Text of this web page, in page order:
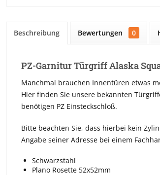
Beschreibung Bewertungen 0
PZ-Garnitur Türgriff Alaska
Manchmal brauchen Innentüren etwas
Hier finden Sie unsere bekannten
benötigen PZ Einsteckschloß.
Bitte beachten Sie, dass hierbei kein
Angabe seiner Adresse bei einem
Schwarzstahl
Plano Rosette 52x52mm